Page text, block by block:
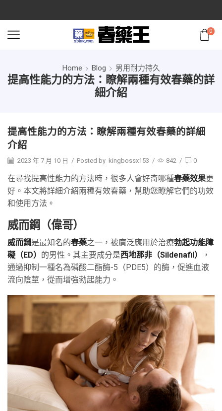
0
Home Blog 男用耐力持久
提高性能力的方法：瞭解兩種有效春藥的詳
細介紹
提高性能力的方法：瞭解兩種有效春藥的詳細
介紹
2023 年 7 月 10 日 / Posted by kingbossx153 / 842 / 0
在尋找提高性能力的方法時，很多人會好奇哪種春藥效果更
好。本文將詳細介紹兩種有效春藥，幫助您瞭解它們的功效
和使用方法。
威而鋼（偉哥）
威而鋼是最知名的春藥之一，被廣泛應用於治療勃起功能障
礙（ED） 的男性。其主要成分是西地那非（Sildenafil）
，
通過抑制一種名為磷酸二酯酶-5（PDE5）的酶，促進血液
流向陰莖，從而增強勃起能力。